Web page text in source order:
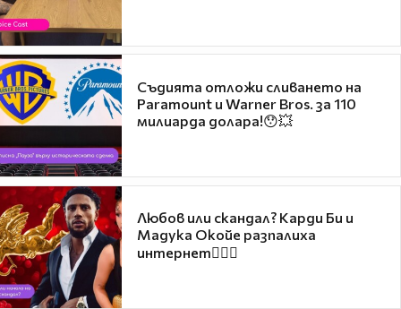
Съдията отложи сливането на
Paramount и Warner Bros. за 110
милиарда долара!😯💥
Любов или скандал? Карди Би и
Мадука Окойе разпалиха
интернет❤️‍🔥🔥